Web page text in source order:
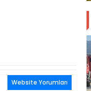
Website Yorumları